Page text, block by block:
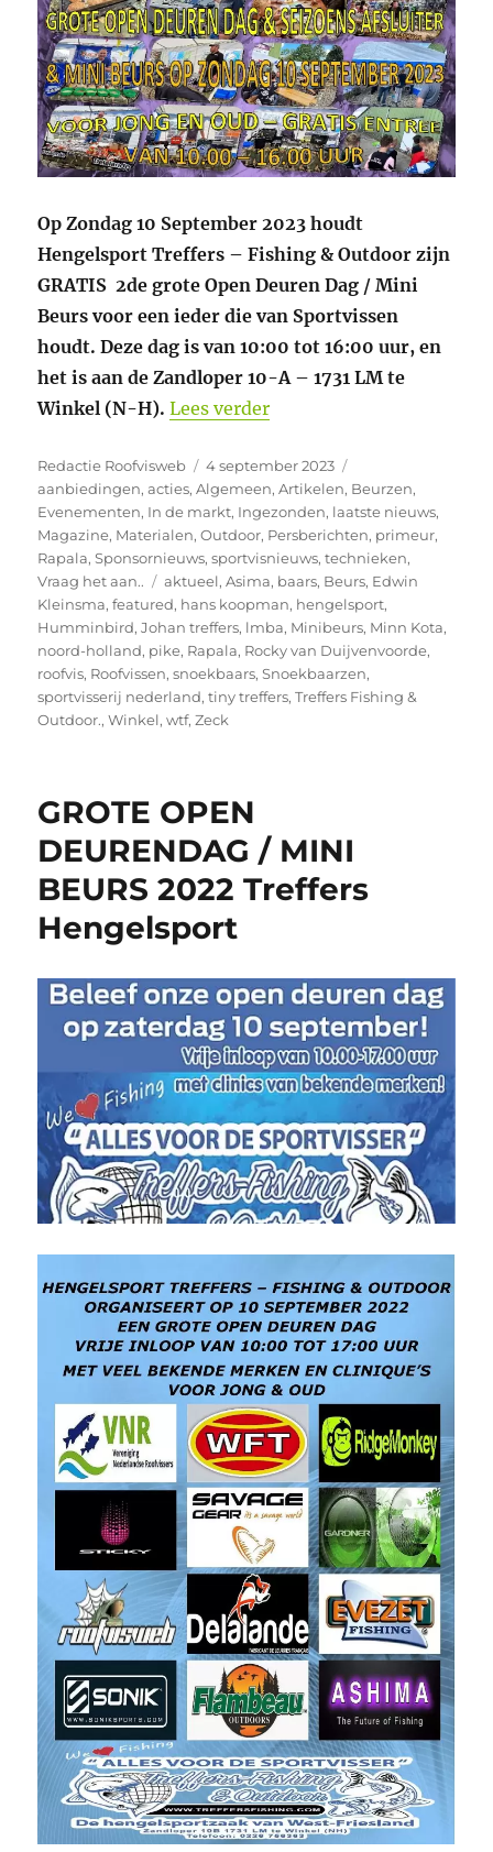
Op Zondag 10 September 2023 houdt
Hengelsport Treffers – Fishing & Outdoor zijn
GRATIS 2de grote Open Deuren Dag / Mini
Beurs voor een ieder die van Sportvissen
houdt. Deze dag is van 10:00 tot 16:00 uur, en
het is aan de Zandloper 10-A – 1731 LM te
Winkel (N-H). Lees verder“Open Deuren Dag /
Auteur
Redactie Roofvisweb
Geplaatst
op
4 september 2023
aanbiedingen,acties,Algemeen,Artikelen, Beurzen,
Evenementen, In de markt, Ingezonden, laatste nieuws,
Magazine, Materialen,Outdoor, Persberichten, primeur,
Rapala,Sponsornieuws,sportvisnieuws,technieken,
Vraag het aan..
Tags
aktueel,Asima, baars, Beurs, Edwin
Kleinsma,featured, hans koopman, hengelsport,
Humminbird,Johan treffers, lmba, Minibeurs, Minn Kota,
noord-holland, pike, Rapala, Rocky van Duijvenvoorde,
roofvis, Roofvissen,snoekbaars,Snoekbaarzen,
sportvisserij nederland,tiny treffers,Treffers Fishing &
Outdoor.,Winkel,wtf,Zeck
GROTE OPEN
DEURENDAG / MINI
BEURS 2022 Treffers
Hengelsport